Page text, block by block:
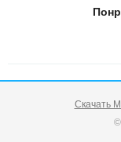
Скачать
©